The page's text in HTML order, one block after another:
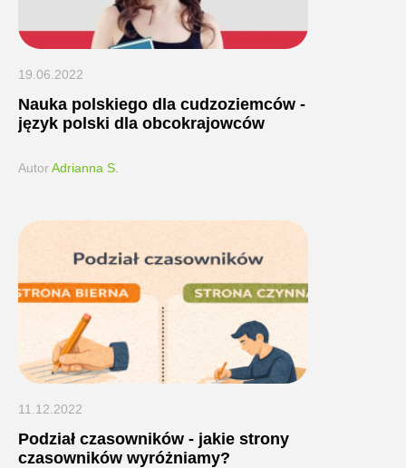
19.06.2022
Nauka polskiego dla cudzoziemców -
język polski dla obcokrajowców
AutorAdrianna S.
11.12.2022
Podział czasowników - jakie strony
czasowników wyróżniamy?